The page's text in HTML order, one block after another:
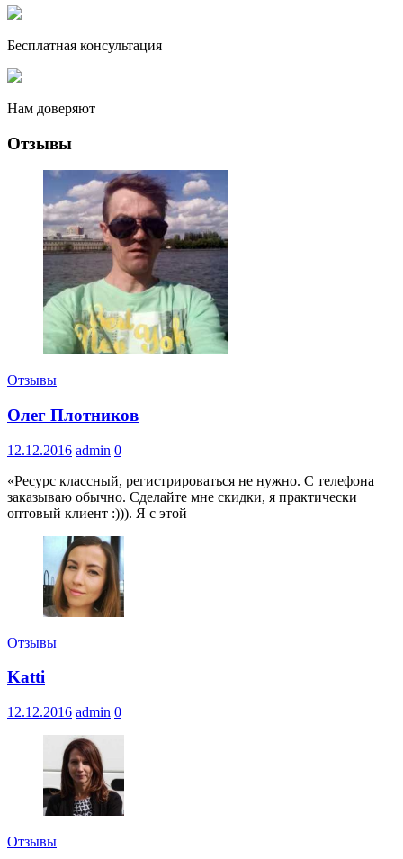
Бесплатная консультация
Нам доверяют
Отзывы
Отзывы
Олег Плотников
12.12.2016 admin 0
«Ресурс классный, регистрироваться не нужно. С телефона
заказываю обычно. Сделайте мне скидки, я практически
оптовый клиент :))). Я с этой
Отзывы
Katti
12.12.2016 admin 0
Отзывы